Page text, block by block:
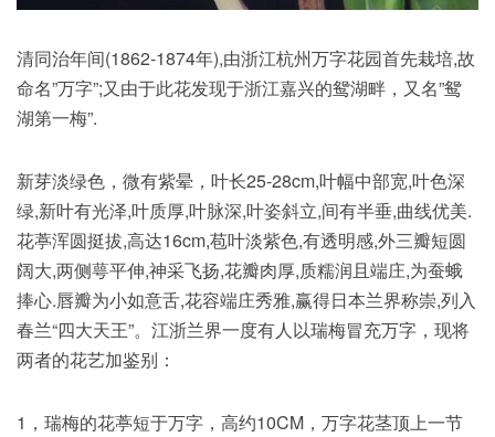
清同治年间(1862-1874年),由浙江杭州万字花园首先栽培,故
命名”万字”;又由于此花发现于浙江嘉兴的鸳湖畔，又名”鸳
湖第一梅”.
新芽淡绿色，微有紫晕，叶长25-28cm,叶幅中部宽,叶色深
绿,新叶有光泽,叶质厚,叶脉深,叶姿斜立,间有半垂,曲线优美.
花葶浑圆挺拔,高达16cm,苞叶淡紫色,有透明感,外三瓣短圆
阔大,两侧萼平伸,神采飞扬,花瓣肉厚,质糯润且端庄,为蚕蛾
捧心.唇瓣为小如意舌,花容端庄秀雅,赢得日本兰界称崇,列入
春兰“四大天王”。江浙兰界一度有人以瑞梅冒充万字，现将
两者的花艺加鉴别：
1，瑞梅的花葶短于万字，高约10CM，万字花茎顶上一节